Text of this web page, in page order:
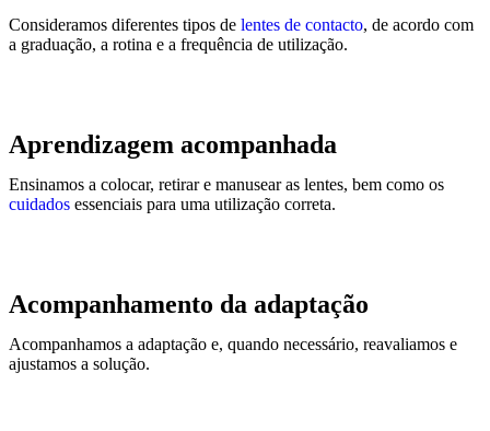
Consideramos diferentes tipos de lentes de contacto, de acordo com
a graduação, a rotina e a frequência de utilização.
Aprendizagem acompanhada
Ensinamos a colocar, retirar e manusear as lentes, bem como os
cuidados essenciais para uma utilização correta.
Acompanhamento da adaptação
Acompanhamos a adaptação e, quando necessário, reavaliamos e
ajustamos a solução.